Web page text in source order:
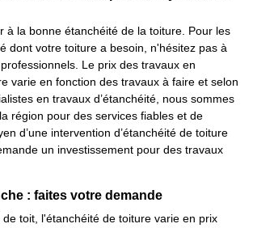
à la bonne étanchéité de la toiture. Pour les
dont votre toiture a besoin, n'hésitez pas à
Le prix des travaux en
varie en fonction des travaux à faire et selon
en travaux d’étanchéité, nous sommes
région pour des services fiables et de
d’une intervention d’étanchéité de toiture
un investissement pour des travaux
: faites votre demande
toit, l'étanchéité de toiture varie en prix